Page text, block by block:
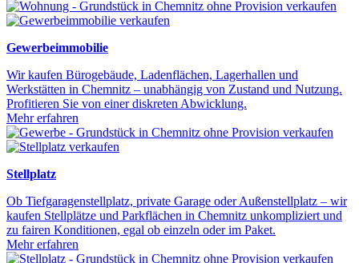
Gewerbeimmobilie
Wir kaufen Bürogebäude, Ladenflächen, Lagerhallen und
Werkstätten in Chemnitz – unabhängig von Zustand und Nutzung.
Profitieren Sie von einer diskreten Abwicklung.
Mehr erfahren
Stellplatz
Ob Tiefgaragenstellplatz, private Garage oder Außenstellplatz – wir
kaufen Stellplätze und Parkflächen in Chemnitz unkompliziert und
zu fairen Konditionen, egal ob einzeln oder im Paket.
Mehr erfahren